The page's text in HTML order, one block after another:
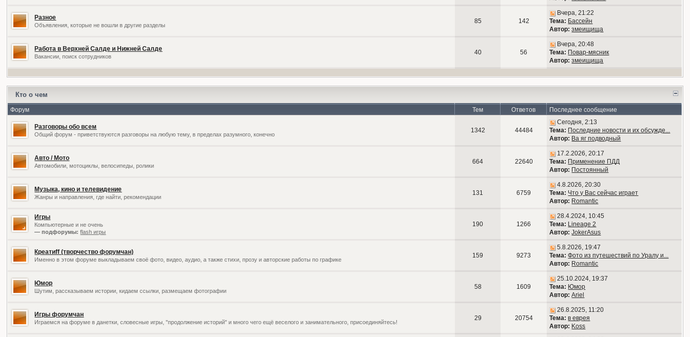
Разное
Объявления, которые не вошли в другие разделы
85 142
Вчера, 21:22
Тема: Бассейн
Автор: змеищища
Работа в Верхней Салде и Нижней Салде
Вакансии, поиск сотрудников
40 56
Вчера, 20:48
Тема: Повар-мясник
Автор: змеищища
Кто о чем
Форум Тем Ответов Последнее сообщение
Разговоры обо всем
Общий форум - приветствуются разговоры на любую тему, в пределах разумного, конечно
1342 44484
Сегодня, 2:13
Тема: Последние новости и их обсужде...
Автор: Ва яг подводный
Авто / Мото
Автомобили, мотоциклы, велосипеды, ролики
664 22640
17.2.2026, 20:17
Тема: Применение ПДД
Автор: Постоянный
Музыка, кино и телевидение
Жанры и направления, где найти, рекомендации
131 6759
4.8.2026, 20:30
Тема: Что у Вас сейчас играет
Автор: Romantic
Игры
Компьютерные и не очень
— подфорумы: flash игры
190 1266
28.4.2024, 10:45
Тема: Lineage 2
Автор: JokerAsus
Креатиff (творчество форумчан)
Именно в этом форуме выкладываем своё фото, видео, аудио, а также стихи, прозу и авторские работы по графике
159 9273
5.8.2026, 19:47
Тема: Фото из путешествий по Уралу и...
Автор: Romantic
Юмор
Шутим, рассказываем истории, кидаем ссылки, размещаем фотографии
58 1609
25.10.2024, 19:37
Тема: Юмор
Автор: Ariel
Игры форумчан
Играемся на форуме в данетки, словесные игры, "продолжение историй" и много чего ещё веселого и занимательного, присоединяйтесь!
29 20754
26.8.2025, 11:20
Тема: в еврея
Автор: Koss